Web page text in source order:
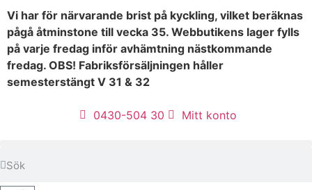
Vi har för närvarande brist på kyckling, vilket beräknas
pågå åtminstone till vecka 35. Webbutikens lager fylls
på varje fredag inför avhämtning nästkommande
fredag. OBS! Fabriksförsäljningen håller
semesterstängt V 31 & 32
0430-504 30 Mitt konto